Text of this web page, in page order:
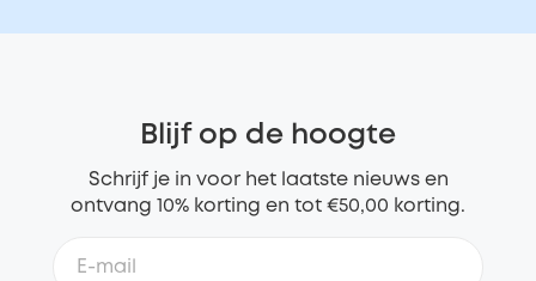
Blijf op de hoogte
Schrijf je in voor het laatste nieuws en
ontvang 10% korting en tot €50,00 korting.